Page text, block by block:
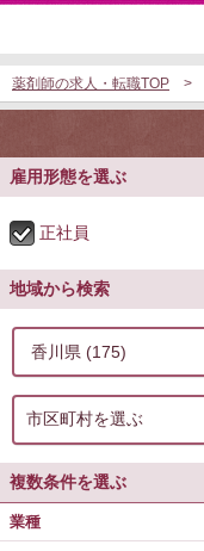
薬剤師の求人・転職TOP
雇用形態を選ぶ
正社員
地域から検索
市区町村を選ぶ
複数条件を選ぶ
業種